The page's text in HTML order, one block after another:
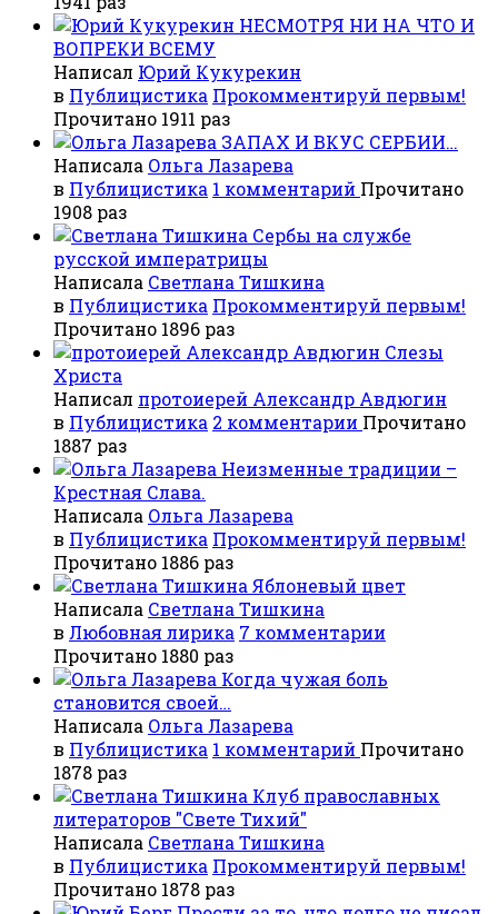
НЕСМОТРЯ НИ НА ЧТО И
ВОПРЕКИ ВСЕМУ
Написал Юрий Кукурекин
в Публицистика Прокомментируй первым!
Прочитано 1911 раз
ЗАПАХ И ВКУС СЕРБИИ…
Написала Ольга Лазарева
в Публицистика 1 комментарий Прочитано
1908 раз
Сербы на службе
русской императрицы
Написала Светлана Тишкина
в Публицистика Прокомментируй первым!
Прочитано 1896 раз
Слезы
Христа
Написал протоиерей Александр Авдюгин
в Публицистика 2 комментарии Прочитано
1887 раз
Неизменные традиции –
Крестная Слава.
Написала Ольга Лазарева
в Публицистика Прокомментируй первым!
Прочитано 1886 раз
Яблоневый цвет
Написала Светлана Тишкина
в Любовная лирика 7 комментарии
Прочитано 1880 раз
Когда чужая боль
становится своей…
Написала Ольга Лазарева
в Публицистика 1 комментарий Прочитано
1878 раз
Клуб православных
литераторов "Свете Тихий"
Написала Светлана Тишкина
в Публицистика Прокомментируй первым!
Прочитано 1878 раз